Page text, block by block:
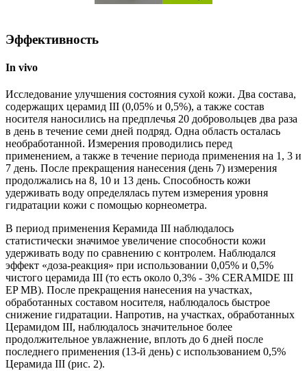
Эффективность
In vivo
Исследование улучшения состояния сухой кожи. Два состава,
содержащих церамид III (0,05% и 0,5%), а также состав
носителя наносились на предплечья 20 добровольцев два раза
в день в течение семи дней подряд. Одна область осталась
необработанной. Измерения проводились перед
применением, а также в течение периода применения на 1, 3 и
7 день. После прекращения нанесения (день 7) измерения
продолжались на 8, 10 и 13 день. Способность кожи
удерживать воду определялась путем измерения уровня
гидратации кожи с помощью корнеометра.
В период применения Керамида III наблюдалось
статистически значимое увеличение способности кожи
удерживать воду по сравнению с контролем. Наблюдался
эффект «доза-реакция» при использовании 0,05% и 0,5%
чистого церамида III (то есть около 0,3% - 3% CERAMIDE III
EP MB). После прекращения нанесения на участках,
обработанных составом носителя, наблюдалось быстрое
снижение гидратации. Напротив, на участках, обработанных
Церамидом III, наблюдалось значительное более
продолжительное увлажнение, вплоть до 6 дней после
последнего применения (13-й день) с использованием 0,5%
Церамида III (рис. 2).